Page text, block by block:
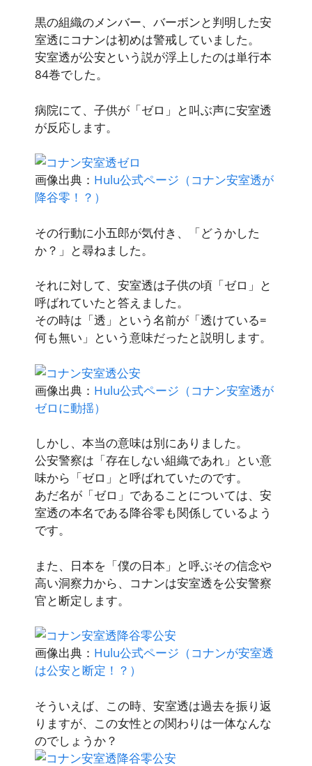
黒の組織のメンバー、バーボンと判明した安
室透にコナンは初めは警戒していました。
安室透が公安という説が浮上したのは単行本
84巻でした。
病院にて、子供が「ゼロ」と叫ぶ声に安室透
が反応します。
画像出典： Hulu公式ページ（コナン安室透が
降谷零！？）
その行動に小五郎が気付き、「どうかした
か？」と尋ねました。
それに対して、安室透は子供の頃「ゼロ」と
呼ばれていたと答えました。
その時は「透」という名前が「透けている=
何も無い」という意味だったと説明します。
画像出典： Hulu公式ページ（コナン安室透が
ゼロに動揺）
しかし、本当の意味は別にありました。
公安警察は「存在しない組織であれ」とい意
味から「ゼロ」と呼ばれていたのです。
あだ名が「ゼロ」であることについては、安
室透の本名である降谷零も関係しているよう
です。
また、日本を「僕の日本」と呼ぶその信念や
高い洞察力から、コナンは安室透を公安警察
官と断定します。
画像出典： Hulu公式ページ（コナンが安室透
は公安と断定！？）
そういえば、この時、安室透は過去を振り返
りますが、この女性との関わりは一体なんな
のでしょうか？